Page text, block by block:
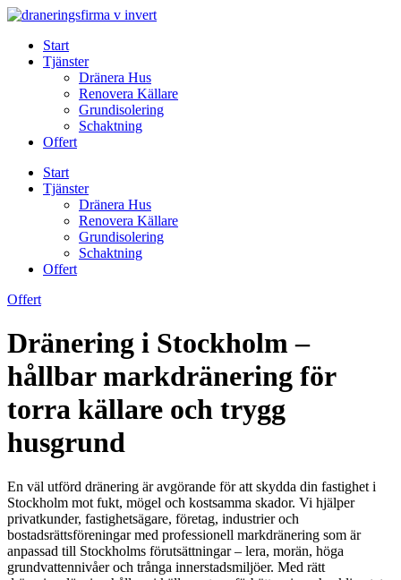
Skip
contentStart
Tjänster
Dränera Hus
Renovera Källare
Grundisolering
Schaktning
Offert
Start
Tjänster
Dränera Hus
Renovera Källare
Grundisolering
Schaktning
Offert
Offert
Dränering i Stockholm –
hållbar markdränering för
torra källare och trygg
husgrund
En väl utförd dränering är avgörande för att skydda din fastighet i
Stockholm mot fukt, mögel och kostsamma skador. Vi hjälper
privatkunder, fastighetsägare, företag, industrier och
bostadsrättsföreningar med professionell markdränering som är
anpassad till Stockholms förutsättningar – lera, morän, höga
grundvattennivåer och trånga innerstadsmiljöer. Med rätt